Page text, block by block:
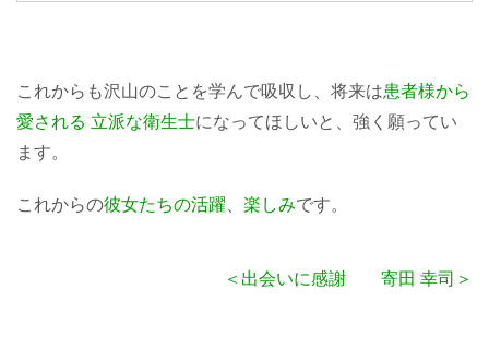
これからも沢山のことを学んで吸収し、 将来は患者様から
愛される 立派な衛生士になってほしいと、強く願ってい
ます。
これからの彼女たちの活躍 楽しみです。
＜出会いに感謝 寄田 幸司＞